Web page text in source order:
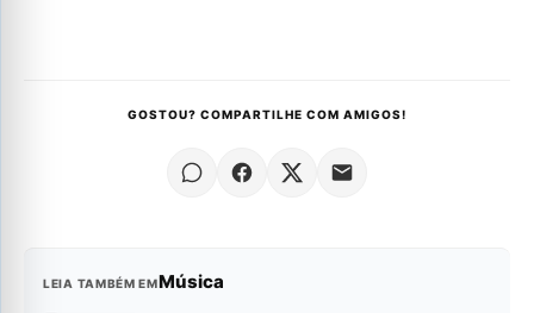
GOSTOU? COMPARTILHE COM AMIGOS!
LEIA TAMBÉM EMMúsica